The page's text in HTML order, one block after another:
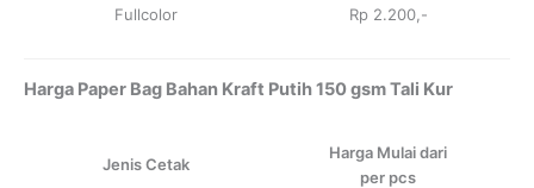
Fullcolor Rp 2.200,-
Harga Paper Bag Bahan Kraft Putih 150 gsm Tali Kur
Jenis Cetak
Harga Mulai dari
per pcs